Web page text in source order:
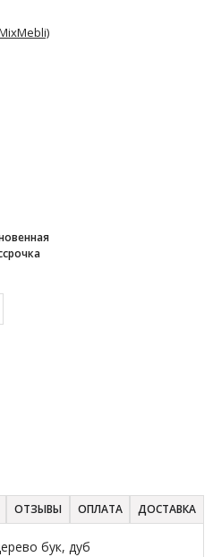
ОТЗЫВЫ ОПЛАТА ДОСТАВКА
бук, дуб